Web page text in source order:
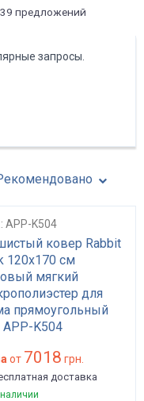
39 предложений
запросы.
APP-K504
ковер Rabbit
120x170 см
мягкий
для
прямоугольный
APP-K504
от 7018 грн.
доставка